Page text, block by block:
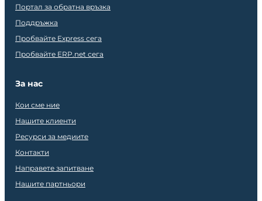
Портал за обратна връзка
Поддръжка
Пробвайте Express сега
Пробвайте ERP.net сега
За нас
Кои сме ние
Нашите клиенти
Ресурси за медиите
Контакти
Направете запитване
Нашите партньори